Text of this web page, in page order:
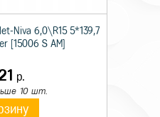
Niva 6,0\R15 5*139,7
[15006 S AM]
р.
10 шт.